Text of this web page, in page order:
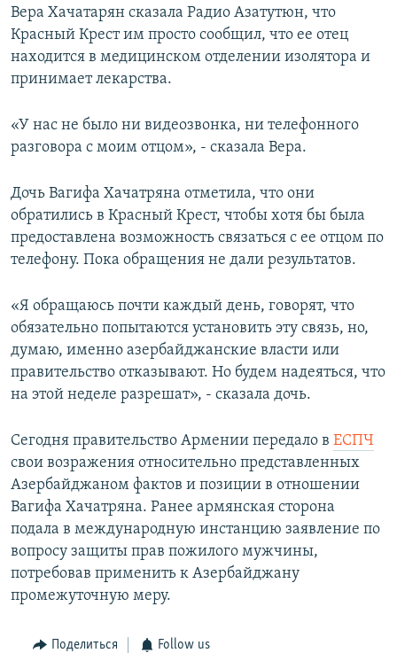
Вера Хачатарян сказала Радио Азатутюн, что
Красный Крест им просто сообщил, что ее отец
находится в медицинском отделении изолятора и
принимает лекарства.
«У нас не было ни видеозвонка, ни телефонного
разговора с моим отцом», - сказала Вера.
Дочь Вагифа Хачатряна отметила, что они
обратились в Красный Крест, чтобы хотя бы была
предоставлена возможность связаться с ее отцом по
телефону. Пока обращения не дали результатов.
«Я обращаюсь почти каждый день, говорят, что
обязательно попытаются установить эту связь, но,
думаю, именно азербайджанские власти или
правительство отказывают. Но будем надеяться, что
на этой неделе разрешат», - сказала дочь.
Сегодня правительство Армении передало в ЕСПЧ
свои возражения относительно представленных
Азербайджаном фактов и позиции в отношении
Вагифа Хачатряна. Ранее армянская сторона
подала в международную инстанцию заявление по
вопросу защиты прав пожилого мужчины,
потребовав применить к Азербайджану
промежуточную меру.
Поделиться Follow us